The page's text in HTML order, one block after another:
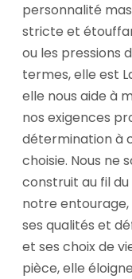
personnalité
stricte et
ou les pressions
termes, elle est
elle nous aide à
nos exigences
détermination à
choisie. Nous ne
construit au fil
notre entourage,
ses qualités et
et ses choix de
pièce, elle